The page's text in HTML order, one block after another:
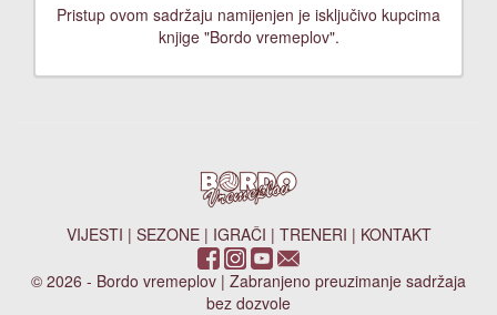
Pristup ovom sadržaju namijenjen je isključivo kupcima
knjige "Bordo vremeplov".
VIJESTI | SEZONE| IGRAČI | TRENERI | KONTAKT
© 2026 - Bordo vremeplov | Zabranjeno preuzimanje sadržaja
bez dozvole